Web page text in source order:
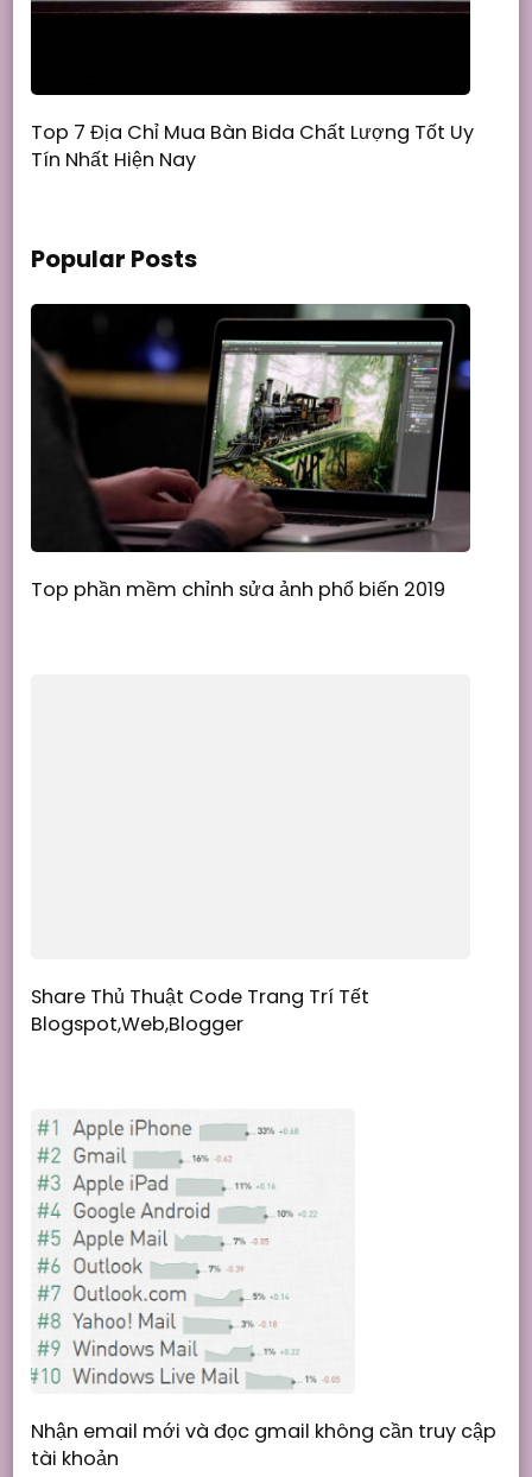
Top 7 Địa Chỉ Mua Bàn Bida Chất Lượng Tốt Uy
Tín Nhất Hiện Nay
Popular Posts
Top phần mềm chỉnh sửa ảnh phổ biến 2019
Share Thủ Thuật Code Trang Trí Tết
Blogspot,Web,Blogger
Nhận email mới và đọc gmail không cần truy cập
tài khoản